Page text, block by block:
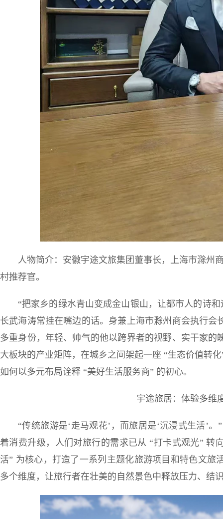
人物简介：安徽宇途文旅集团董事长，上海市滁州
村推荐官。
“把家乡的绿水青山变成金山银山，让都市人的诗
长武海涛常挂在嘴边的话。身兼上海市滁州商会执行
多重身份，年轻、帅气的他以跨界者的视野、实干家
大板块的产业矩阵，在城乡之间架起一座 “生态价值转
如何以多元布局诠释 “美好生活服务商” 的初心。
宇途旅居：体验多维
“传统旅游是‘走马观花’，而旅居是‘沉浸式生活’
着消费升级，人们对旅行的需求已从 “打卡式观光” 转
活” 为核心，打造了一系列主题化旅游项目和特色文旅
多个维度，让旅行者在壮美的自然景色中释放压力、结